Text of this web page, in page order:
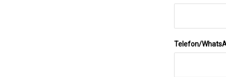
Telefon/